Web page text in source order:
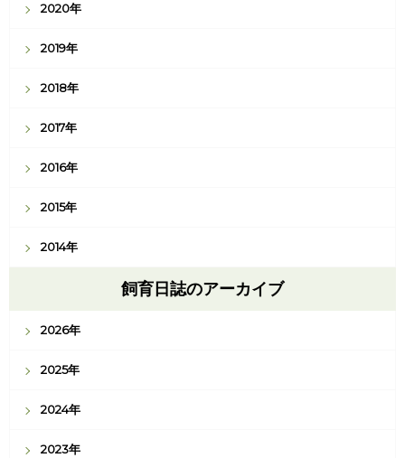
2020年
2019年
2018年
2017年
2016年
2015年
2014年
飼育日誌のアーカイブ
2026年
2025年
2024年
2023年